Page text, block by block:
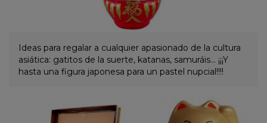
Ideas para regalar a cualquier apasionado de la cultura
asiática: gatitos de la suerte, katanas, samuráis… ¡¡¡Y
hasta una figura japonesa para un pastel nupcial!!!!